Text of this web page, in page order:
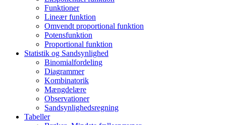
Funktioner
Lineær funktion
Omvendt proportional funktion
Potensfunktion
Proportional funktion
Statistik og Sandsynlighed
Binomialfordeling
Diagrammer
Kombinatorik
Mængdelære
Observationer
Sandsynlighedsregning
Tabeller